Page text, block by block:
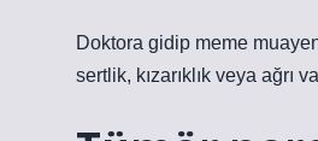
Doktora gidip meme
sertlik, kızarıklık veya ağrı